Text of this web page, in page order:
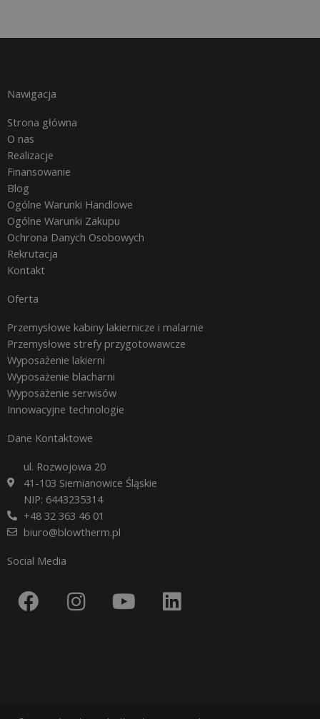
Nawigacja
Strona główna
O nas
Realizacje
Finansowanie
Blog
Ogólne Warunki Handlowe
Ogólne Warunki Zakupu
Ochrona Danych Osobowych
Rekrutacja
Kontakt
Oferta
Przemysłowe kabiny lakiernicze i malarnie
Przemysłowe strefy przygotowawcze
Wyposażenie lakierni
Wyposażenie blacharni
Wyposażenie serwisów
Innowacyjne technologie
Dane Kontaktowe
ul. Rozwojowa 20
41-103 Siemianowice Śląskie
NIP: 6443235314
+48 32 363 46 01
biuro@blowtherm.pl
Social Media
F
a
I
n
Y
o
L
i